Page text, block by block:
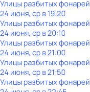
Улицы разбитых фонарей
24 июня, ср в 19:20
Улицы разбитых фонарей
24 июня, ср в 20:10
Улицы разбитых фонарей
24 июня, ср в 21:00
Улицы разбитых фонарей
24 июня, ср в 21:50
Улицы разбитых фонарей